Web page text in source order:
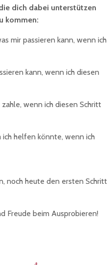
dich dabei unterstützen
kommen:
mir passieren kann, wenn ich
kann, wenn ich diesen
wenn ich diesen Schritt
helfen könnte, wenn ich
noch heute den ersten Schritt
Freude beim Ausprobieren!